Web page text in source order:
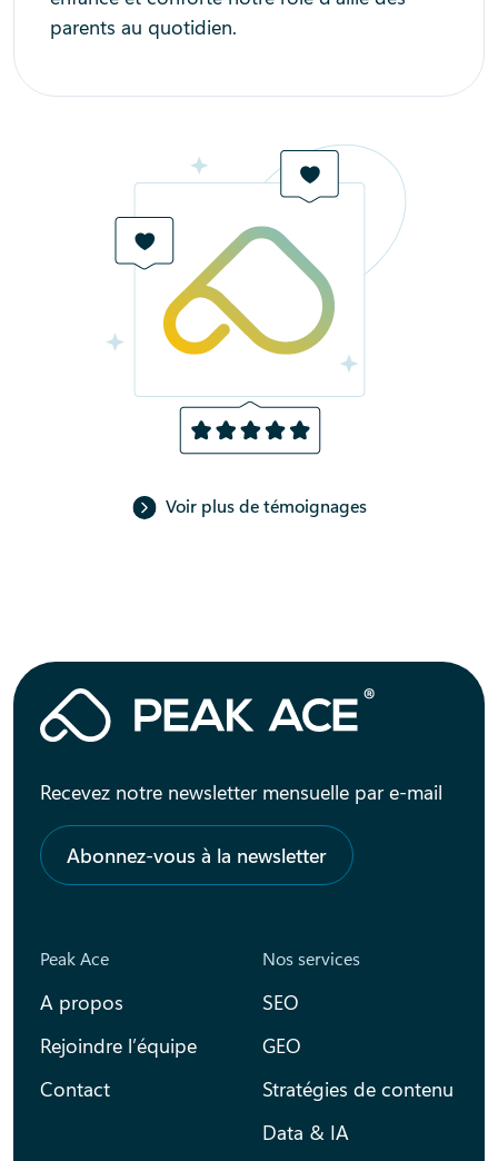
parents au quotidien.
Voir plus de témoignages
Recevez notre newsletter mensuelle par e-mail
Abonnez-vous à la newsletter
Peak Ace
A propos
Rejoindre l’équipe
Contact
Nos services
SEO
GEO
Stratégies de contenu
Data & IA